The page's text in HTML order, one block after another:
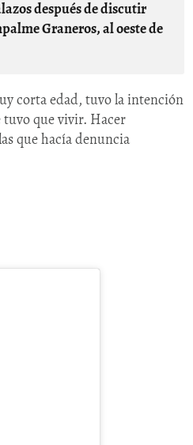
Graneros, al oeste de
corta edad, tuvo la intención
que vivir. Hacer
que hacía denuncia